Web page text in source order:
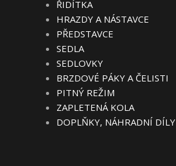
ŘIDÍTKA
HRAZDY A NÁSTAVCE
PŘEDSTAVCE
SEDLA
SEDLOVKY
BRZDOVÉ PÁKY A ČELISTI
PITNÝ REŽIM
ZAPLETENÁ KOLA
DOPLŇKY, NÁHRADNÍ DÍLY